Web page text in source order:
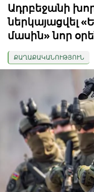
Ադրբեջանի
ներկայացվել
մասին» նոր
ՔԱՂԱՔԱԿԱՆՈՒԹՅՈՒՆ